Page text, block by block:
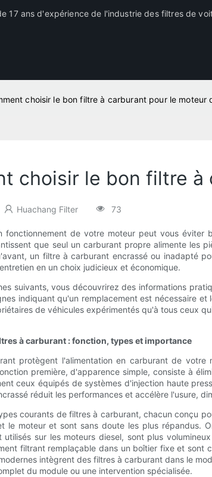
17 ans d'expérience de l'industrie des filtres de
choisir le bon filtre à carburant pour le moteur
choisir le bon filtre
Huachang Filter 73
fonctionnement de votre moteur peut vous
que seul un carburant propre alimente les
un filtre à carburant encrassé ou inadapté
en un choix judicieux et économique.
suivants, vous découvrirez des informations
indiquant qu'un remplacement est nécessaire
de véhicules expérimentés qu'à tous ceux
à carburant : fonction, types et importance
protègent l'alimentation en carburant de
première, d'apparence simple, consiste à
ceux équipés de systèmes d'injection haute
réduit les performances et accélère l'usure,
courants de filtres à carburant, chacun conçu
le moteur et sont sans doute les plus répandus.
utilisés sur les moteurs diesel, sont plus
filtrant remplaçable dans un boîtier fixe et sont
intègrent des filtres à carburant dans le
du module ou une intervention spécialisée.